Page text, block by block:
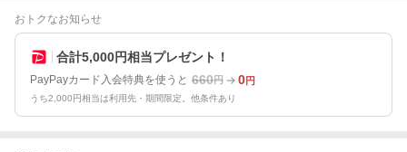
おトクなお知らせ
合計5,000円相当プレゼント！
PayPayカード入会特典を使うと 660円 0円
うち2,000円相当は利用先・期間限定。他条件あり